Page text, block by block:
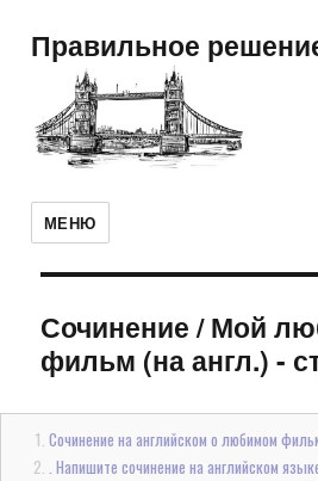
Правильное
МЕНЮ
Сочинение/Мой
фильм (на англ.) -
Сочинение на английском о любимом
. Напишите сочинение на английском